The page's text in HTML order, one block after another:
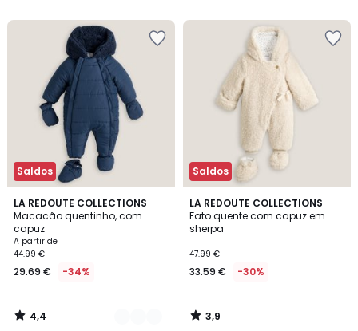
desconto
aplicado.
Saldos
LA REDOUTE COLLECTIONS
Macacão quentinho, com
capuz
A partir de
44.99 €
29.69 € -34%
4,4
/ 5
2
Cores
4,4
/
Saldos
LA REDOUTE COLLECTIONS
Fato quente com capuz em
sherpa
47.99 €
33.59 € -30%
3,9
/ 5
3,9
/